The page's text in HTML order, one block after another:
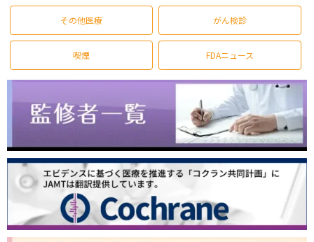
その他医療 がん検診
喫煙 FDAニュース